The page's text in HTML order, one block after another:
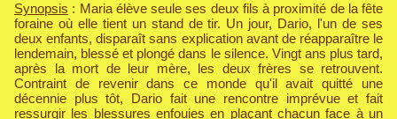
Synopsis : Maria élève seule ses deux fils à proximité de la fête
foraine où elle tient un stand de tir. Un jour, Dario, l'un de ses
deux enfants, disparaît sans explication avant de réapparaître le
lendemain, blessé et plongé dans le silence. Vingt ans plus tard,
après la mort de leur mère, les deux frères se retrouvent.
Contraint de revenir dans ce monde qu'il avait quitté une
décennie plus tôt, Dario fait une rencontre imprévue et fait
ressurgir les blessures enfouies en plaçant chacun face à un